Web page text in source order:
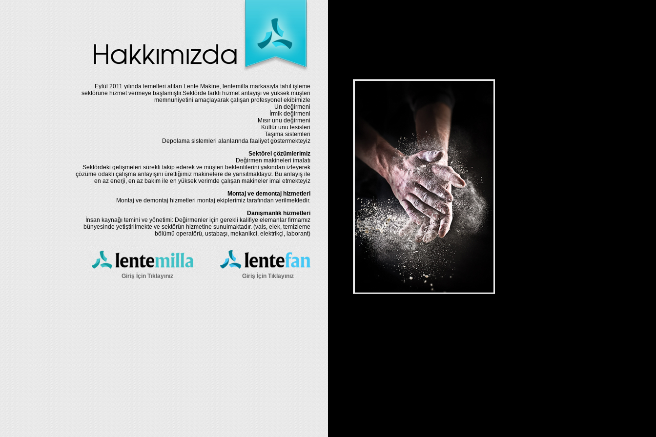
Eylül 2011 yılında temelleri atılan Lente Makine, lentemilla markasıyla tahıl işleme
sektörüne hizmet vermeye başlamıştır.Sektörde farklı hizmet anlayışı ve yüksek müşteri
memnuniyetini amaçlayarak çalışan profesyonel ekibimizle
Un değirmeni
İrmik değirmeni
Mısır unu değirmeni
Kültür unu tesisleri
Taşıma sistemleri
Depolama sistemleri alanlarında faaliyet göstermekteyiz
Sektörel çözümlerimiz
Değirmen makineleri imalatı
Sektördeki gelişmeleri sürekli takip ederek ve müşteri beklentilerini yakından izleyerek
çözüme odaklı çalışma anlayışını ürettiğimiz makinelere de yansıtmaktayız. Bu anlayış ile
en az enerji, en az bakım ile en yüksek verimde çalışan makineler imal etmekteyiz
Montaj ve demontaj hizmetleri
Montaj ve demontaj hizmetleri montaj ekiplerimiz tarafından verilmektedir.
Danışmanlık hizmetleri
İnsan kaynağı temini ve yönetimi: Değirmenler için gerekli kalifiye elemanlar firmamız
bünyesinde yetiştirilmekte ve sektörün hizmetine sunulmaktadır. (vals, elek, temizleme
bölümü operatörü, ustabaşı, mekanikci, elektrikçi, laborant)
Giriş İçin Tıklayınız Giriş İçin Tıklayınız